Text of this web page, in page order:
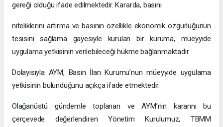
gereği olduğu ifade edilmektedir. Kararda, basını
niteliklerini artırma ve basının özellikle ekonomik özgürlüğünün
tesisini sağlama gayesiyle kurulan bir kuruma, müeyyide
uygulama yetkisinin verilebileceği hükme bağlanmaktadır.
Dolayısıyla AYM, Basın İlan Kurumu’nun müeyyide uygulama
yetkisinin bulunduğunu açıkça ifade etmektedir.
Olağanüstü gündemle toplanan ve AYM’nin kararını bu
çerçevede değerlendiren Yönetim Kurulumuz, TBMM